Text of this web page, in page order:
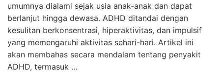
umumnya dialami sejak usia anak-anak dan dapat
berlanjut hingga dewasa. ADHD ditandai dengan
kesulitan berkonsentrasi, hiperaktivitas, dan impulsif
yang memengaruhi aktivitas sehari-hari. Artikel ini
akan membahas secara mendalam tentang penyakit
ADHD, termasuk …